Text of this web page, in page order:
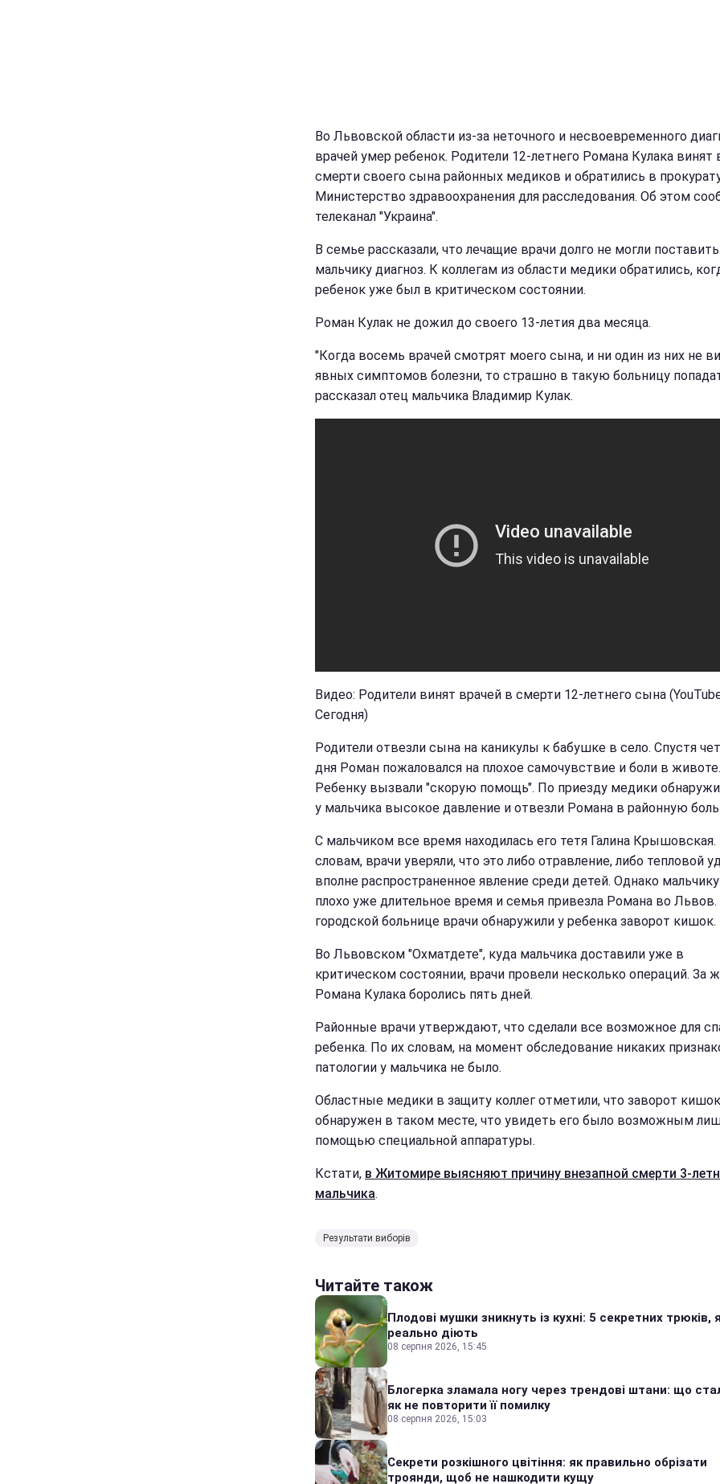
Во Львовской области из-за неточного и несвоевременного
врачей умер ребенок. Родители 12-летнего Романа Кулака винят
смерти своего сына районных медиков и обратились в
Министерство здравоохранения для расследования. Об этом
телеканал "Украина".
В семье рассказали, что лечащие врачи долго не могли поставить
мальчику диагноз. К коллегам из области медики обратились,
ребенок уже был в критическом состоянии.
Роман Кулак не дожил до своего 13-летия два месяца.
"Когда восемь врачей смотрят моего сына, и ни один из них не
явных симптомов болезни, то страшно в такую больницу
рассказал отец мальчика Владимир Кулак.
Видео: Родители винят врачей в смерти 12-летнего сына
Сегодня)
Родители отвезли сына на каникулы к бабушке в село. Спустя
дня Роман пожаловался на плохое самочувствие и боли в животе.
Ребенку вызвали "скорую помощь". По приезду медики
у мальчика высокое давление и отвезли Романа в районную
С мальчиком все время находилась его тетя Галина
словам, врачи уверяли, что это либо отравление, либо тепловой
вполне распространенное явление среди детей. Однако
плохо уже длительное время и семья привезла Романа во Львов.
городской больнице врачи обнаружили у ребенка заворот кишок.
Во Львовском "Охматдете", куда мальчика доставили уже в
критическом состоянии, врачи провели несколько операций. За
Романа Кулака боролись пять дней.
Районные врачи утверждают, что сделали все возможное для
ребенка. По их словам, на момент обследование никаких
патологии у мальчика не было.
Областные медики в защиту коллег отметили, что заворот
обнаружен в таком месте, что увидеть его было возможным
помощью специальной аппаратуры.
Кстати, в Житомире выясняют причину внезапной смерти 3-
мальчика.
Результати виборів
Читайте також
Плодові мушки зникнуть із кухні: 5 секретних трюків,
реально діють
08 серпня 2026, 15:45
Блогерка зламала ногу через трендові штани: що
як не повторити її помилку
08 серпня 2026, 15:03
Секрети розкішного цвітіння: як правильно обрізати
троянди, щоб не нашкодити кущу